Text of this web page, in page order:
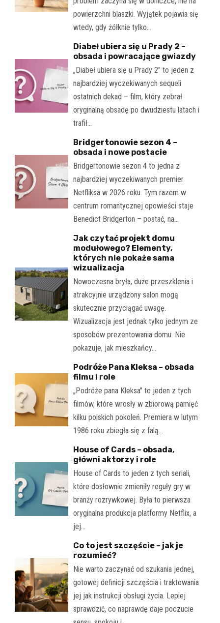
powierzchni blaszki. Wyjątek pojawia się
wtedy, gdy żółknie tylko…
Diabeł ubiera się u Prady 2 –
obsada i powracające gwiazdy
„Diabeł ubiera się u Prady 2" to jeden z
najbardziej wyczekiwanych sequeli
ostatnich dekad – film, który zebrał
oryginalną obsadę po dwudziestu latach i
trafił…
Bridgertonowie sezon 4 –
obsada i nowe postacie
Bridgertonowie sezon 4 to jedna z
najbardziej wyczekiwanych premier
Netfliksa w 2026 roku. Tym razem w
centrum romantycznej opowieści staje
Benedict Bridgerton – postać, na…
Jak czytać projekt domu
modułowego? Elementy,
których nie pokaże sama
wizualizacja
Nowoczesna bryła, duże przeszklenia i
atrakcyjnie urządzony salon mogą
skutecznie przyciągać uwagę.
Wizualizacja jest jednak tylko jednym ze
sposobów prezentowania domu. Nie
pokazuje, jak mieszkańcy…
Podróże Pana Kleksa – obsada
filmu i role
„Podróże pana Kleksa" to jeden z tych
filmów, które wrosły w zbiorową pamięć
kilku polskich pokoleń. Premiera w lutym
1986 roku zbiegła się z falą…
House of Cards – obsada,
główni aktorzy i role
House of Cards to jeden z tych seriali,
które dosłownie zmieniły reguły gry w
branży rozrywkowej. Była to pierwsza
oryginalna produkcja platformy Netflix, a
jej…
Co to jest szczęście – jak je
rozumieć?
Nie warto zaczynać od szukania jednej,
gotowej definicji szczęścia i traktowania
jej jak instrukcji obsługi życia. Lepiej
sprawdzić, co naprawdę daje poczucie